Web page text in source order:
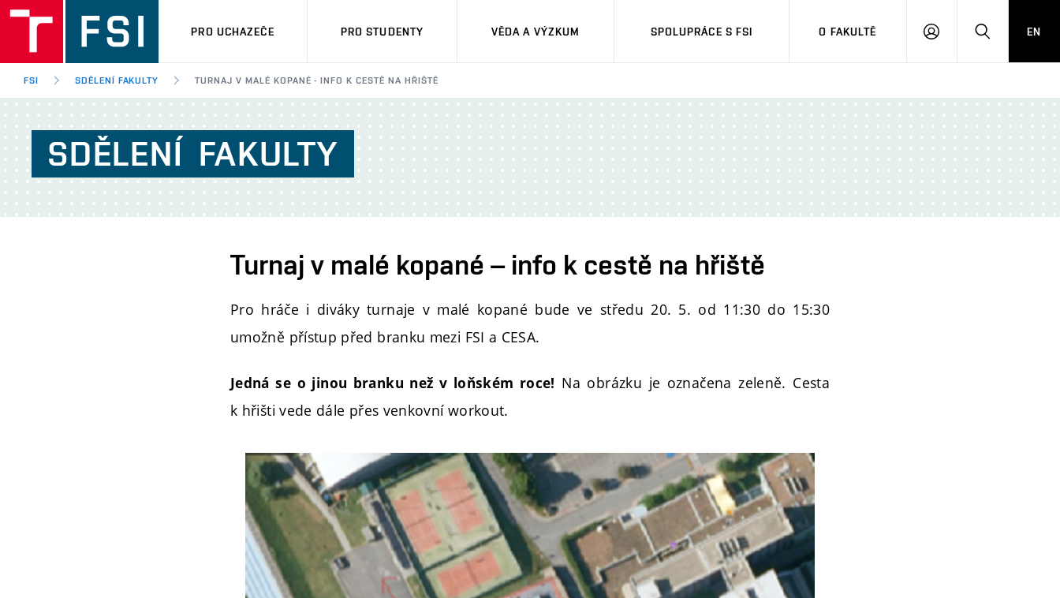
PRO UCHAZEČE PRO STUDENTY VĚDA A VÝZKUM SPOLUPRÁCE S FSI O FAKULTĚ
PŘIHLÁŠENÍHLEDAT
EN
FSI SDĚLENÍ FAKULTY TURNAJ V MALÉ KOPANÉ - INFO K CESTĚ NA HŘIŠTĚ
SDĚLENÍ FAKULTY
Turnaj v malé kopané – info k cestě na hřiště
Pro hráče i diváky turnaje v malé kopané bude ve středu 20. 5. od 11:30 do 15:30
umožně přístup před branku mezi FSI a CESA.
Jedná se o jinou branku než v loňském roce! Na obrázku je označena zeleně. Cesta
k hřišti vede dále přes venkovní workout.